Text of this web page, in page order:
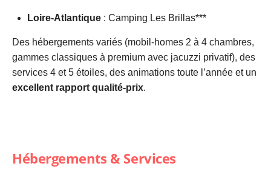
Loire-Atlantique : Camping Les Brillas***
Des hébergements variés (mobil-homes 2 à 4 chambres,
gammes classiques à premium avec jacuzzi privatif), des
services 4 et 5 étoiles, des animations toute l’année et un
excellent rapport qualité-prix.
Hébergements & Services